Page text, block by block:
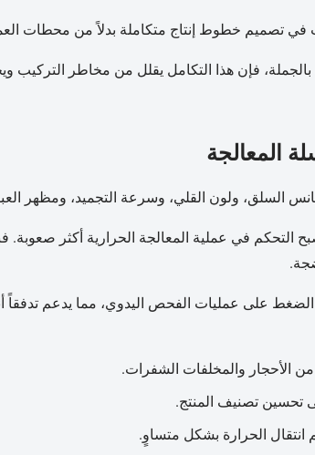
في تصميم خطوط إنتاج متكاملة بدلاً من محطات
بالجملة، فإن هذا التكامل يقلل من مخاطر التركيب
المعالجة
السلق، ولون القلي، وسرعة التجميد، ومظهر
التحكم في عملية المعالجة الحرارية أكثر
على عمليات الفحص اليدوي، مما يدعم تدفقاً
الأحجار والمخلفات الشفرات.
تحسين تصنيف المنتج.
انتقال الحرارة بشكل متساوٍ.